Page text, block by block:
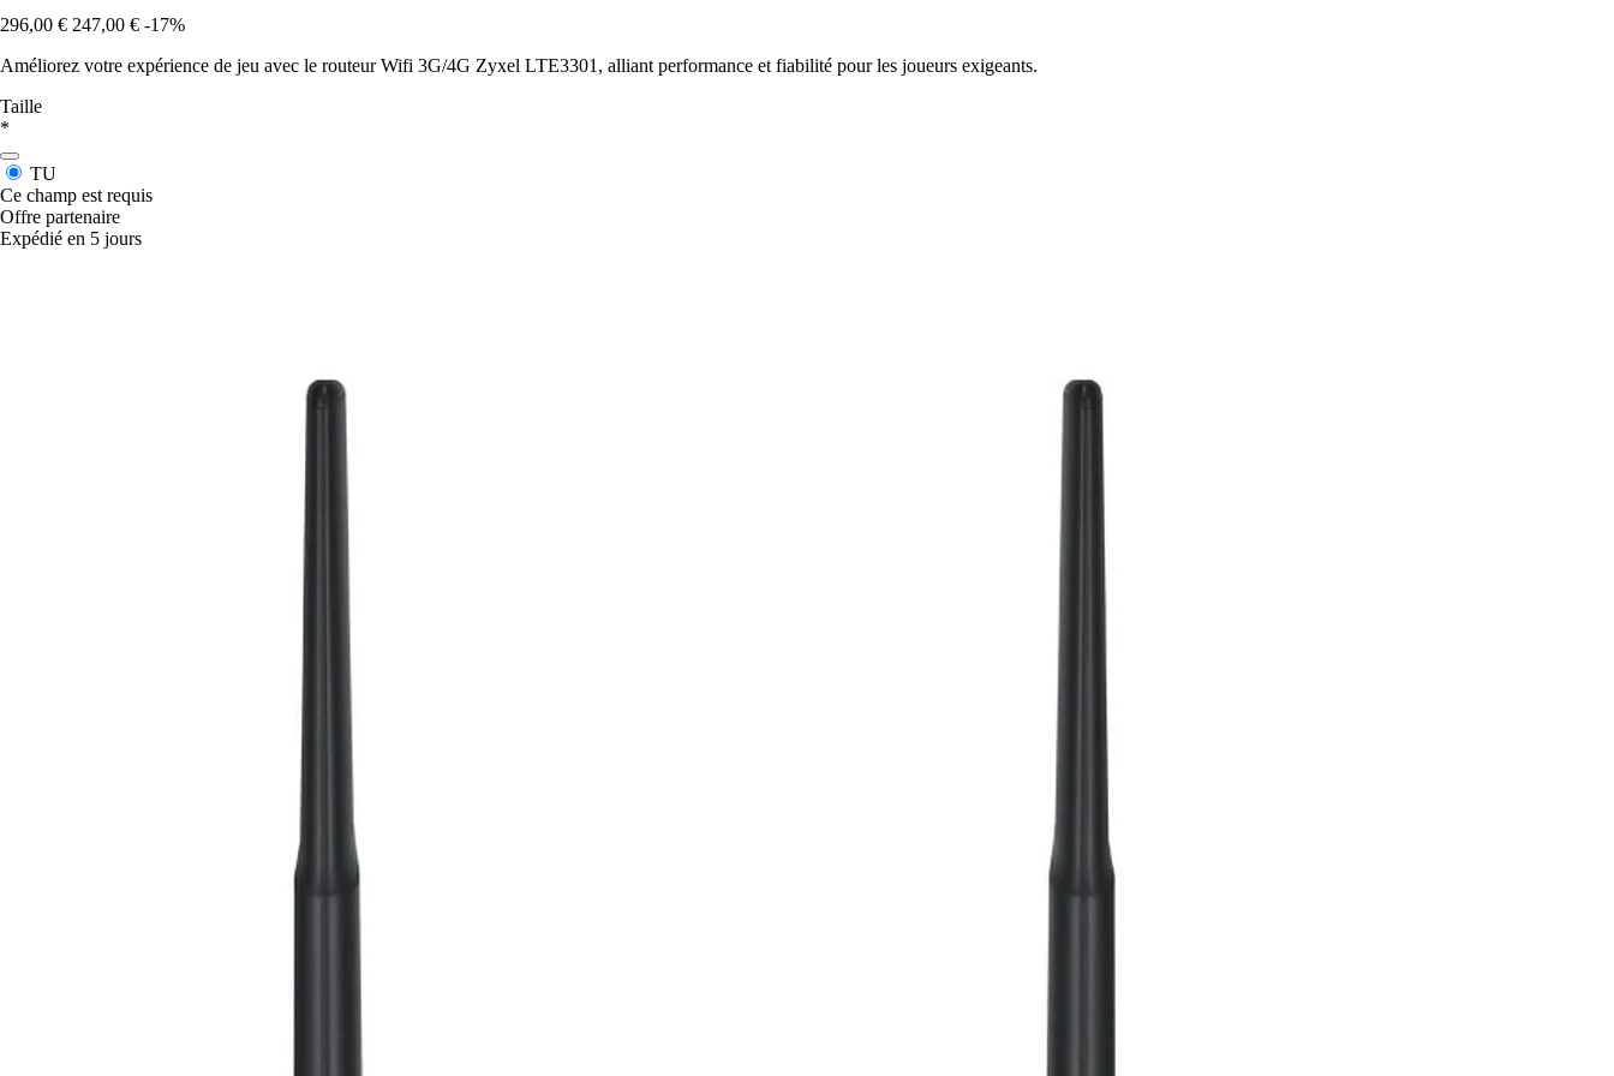
296,00 € 247,00 € -17%
Améliorez votre expérience de jeu avec le routeur Wifi 3G/4G Zyxel LTE3301, alliant performance et fiabilité pour les joueurs exigeants.
Taille
*
TU
Ce champ est requis
Offre partenaire
Expédié en 5 jours